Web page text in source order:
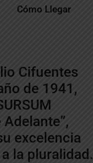
Cómo Llegar
Cifuentes
de 1941,
excelencia
la pluralidad.